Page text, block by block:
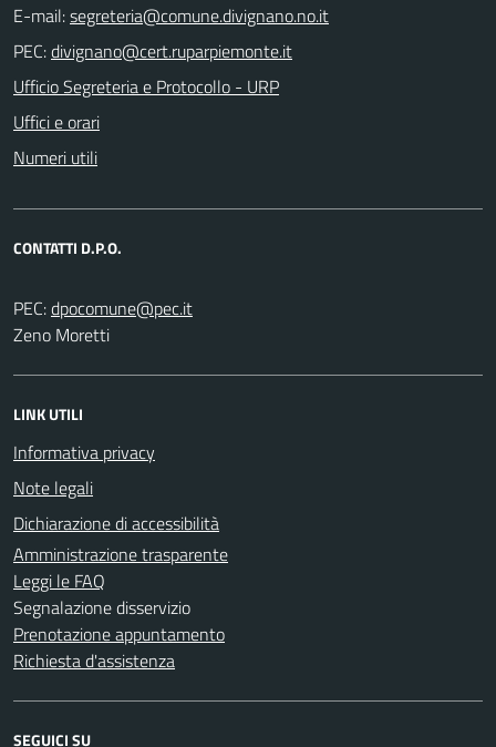
E-mail:
PEC:
Ufficio Segreteria e Protocollo - URP
Uffici e orari
Numeri utili
CONTATTI D.P.O.
PEC:
Zeno Moretti
LINK UTILI
Informativa privacy
Note legali
Dichiarazione di accessibilità
Amministrazione trasparente
Leggi le FAQ
Segnalazione disservizio
Prenotazione appuntamento
Richiesta d'assistenza
SEGUICI SU